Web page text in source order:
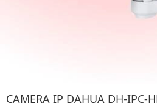
Hình ảnh đại diện của sản phẩm
CAMERA IP DAHUA DH-IPC-